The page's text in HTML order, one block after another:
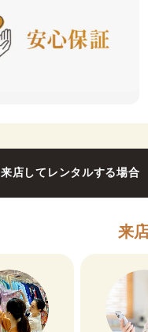
来店してレンタルする場合
来